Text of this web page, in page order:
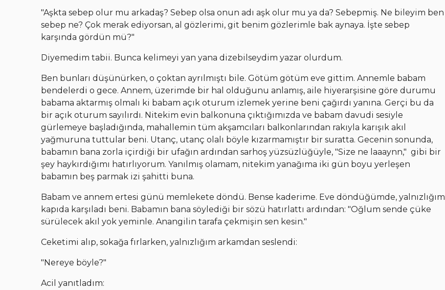
"Aşkta sebep olur mu arkadaş? Sebep olsa onun adı aşk olur mu ya da? Sebepmiş. Ne bileyim ben
sebep ne? Çok merak ediyorsan, al gözlerimi, git benim gözlerimle bak aynaya. İşte sebep
karşında gördün mü?"
Diyemedim tabii. Bunca kelimeyi yan yana dizebilseydim yazar olurdum.
Ben bunları düşünürken, o çoktan ayrılmıştı bile. Götüm götüm eve gittim. Annemle babam
bendelerdi o gece. Annem, üzerimde bir hal olduğunu anlamış, aile hiyerarşisine göre durumu
babama aktarmış olmalı ki babam açık oturum izlemek yerine beni çağırdı yanına. Gerçi bu da
bir açık oturum sayılırdı. Nitekim evin balkonuna çıktığımızda ve babam davudi sesiyle
gürlemeye başladığında, mahallemin tüm akşamcıları balkonlarından rakıyla karışık akıl
yağmuruna tuttular beni. Utanç, utanç olalı böyle kızarmamıştır bir suratta. Gecenin sonunda,
babamın bana zorla içirdiği bir ufağın ardından sarhoş yüzsüzlüğüyle, "Size ne laaaynn," gibi bir
şey haykırdığımı hatırlıyorum. Yanılmış olamam, nitekim yanağıma iki gün boyu yerleşen
babamın beş parmak izi şahitti buna.
Babam ve annem ertesi günü memlekete döndü. Bense kaderime. Eve döndüğümde, yalnızlığım
kapıda karşıladı beni. Babamın bana söylediği bir sözü hatırlattı ardından: "Oğlum sende çüke
sürülecek akıl yok yeminle. Anangilin tarafa çekmişin sen kesin."
Ceketimi alıp, sokağa fırlarken, yalnızlığım arkamdan seslendi:
"Nereye böyle?"
Acil yanıtladım: